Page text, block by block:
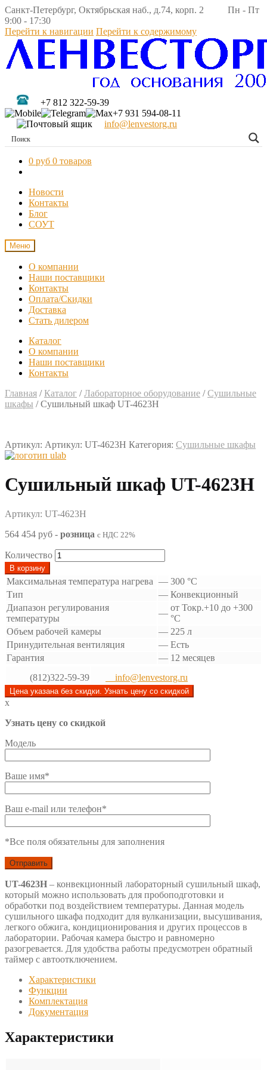
Санкт-Петербург, Октябрьская наб., д.74, корп. 2 Пн - Пт
9:00 - 17:30
Перейти к навигации Перейти к содержимому
+7 812 322-59-39
+7 931 594-08-11
info@lenvestorg.ru
0 руб 0 товаров
Новости
Контакты
Блог
СОУТ
Меню
О компании
Наши поставщики
Контакты
Оплата/Скидки
Доставка
Стать дилером
Каталог
О компании
Наши поставщики
Контакты
Главная / Каталог /Лабораторное оборудование /Сушильные
шкафы /Сушильный шкаф UT-4623H
Артикул: Артикул: UT-4623H Категория: Сушильные шкафы
Сушильный шкаф UT-4623H
Артикул: UT-4623H
564 454 руб - розница с НДС 22%
Количество
В корзину
Максимальная температура нагрева — 300 °С
Тип
— Конвекционный
Диапазон регулирования
температуры
—
от Токр.+10 до +300
°С
Объем рабочей камеры
— 225 л
Принудительная вентиляция
— Есть
Гарантия
— 12 месяцев
(812)322-59-39
info@lenvestorg.ru
Цена указана без скидки. Узнать цену со скидкой
x
Узнать цену со скидкой
Модель
Ваше имя*
Ваш e-mail или телефон*
*Все поля обязательны для заполнения
UT-4623H – конвекционный лабораторный сушильный шкаф,
который можно использовать для пробоподготовки и
обработки под воздействием температуры. Данная модель
сушильного шкафа подходит для вулканизации, высушивания,
легкого обжига, кондиционирования и других процессов в
лаборатории. Рабочая камера быстро и равномерно
разогревается. Для удобства работы предусмотрен обратный
таймер с автоотключением.
Характеристики
Функции
Комплектация
Документация
Характеристики